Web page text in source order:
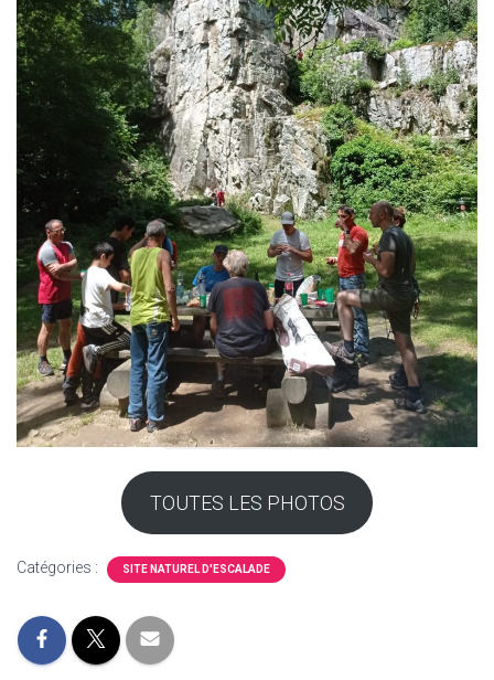
TOUTES LES PHOTOS
Catégories : SITE NATUREL D'ESCALADE